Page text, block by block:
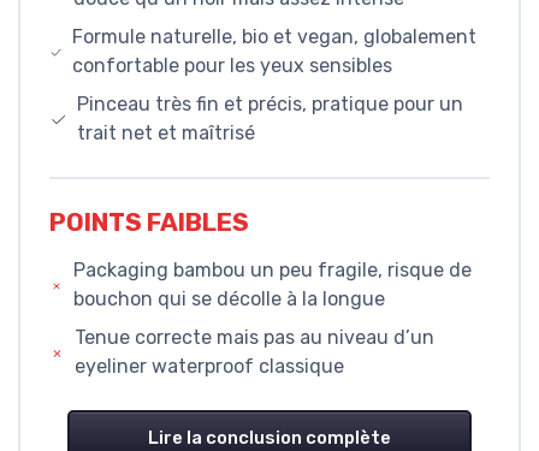
Formule naturelle, bio et vegan, globalement
confortable pour les yeux sensibles
Pinceau très fin et précis, pratique pour un
trait net et maîtrisé
POINTS FAIBLES
Packaging bambou un peu fragile, risque de
bouchon qui se décolle à la longue
Tenue correcte mais pas au niveau d’un
eyeliner waterproof classique
Lire la conclusion complète